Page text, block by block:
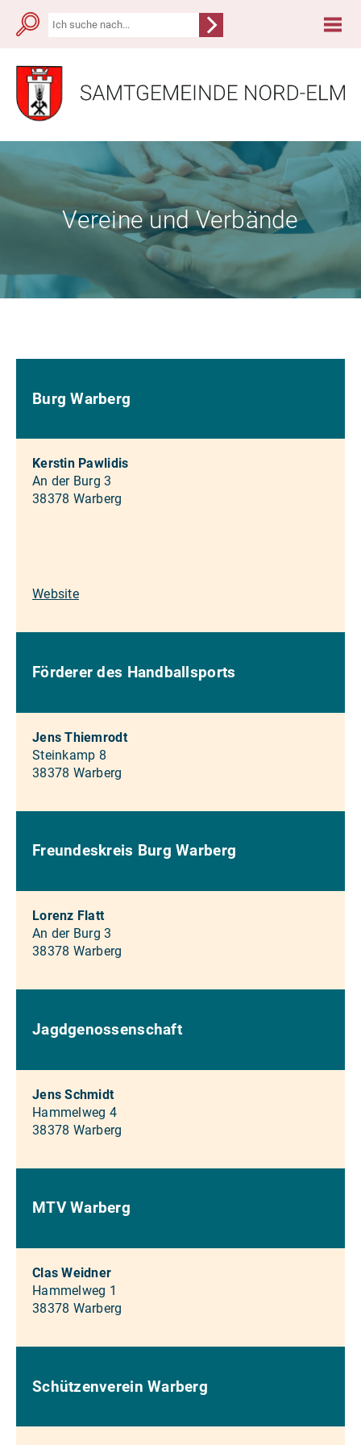
Vereine und Verbände
Burg Warberg
Kerstin Pawlidis
An der Burg 3
38378 Warberg
Website
Förderer des Handballsports
Jens Thiemrodt
Steinkamp 8
38378 Warberg
Freundeskreis Burg Warberg
Lorenz Flatt
An der Burg 3
38378 Warberg
Jagdgenossenschaft
Jens Schmidt
Hammelweg 4
38378 Warberg
MTV Warberg
Clas Weidner
Hammelweg 1
38378 Warberg
Schützenverein Warberg